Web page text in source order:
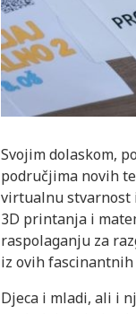
Svojim dolaskom,
područjima novih
virtualnu stvarnost
3D printanja i
raspolaganju za
iz ovih
Djeca i mladi, ali i